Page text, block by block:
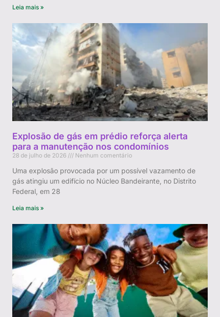
Leia mais »
Explosão de gás em prédio reforça alerta
para a manutenção nos condomínios
28 de julho de 2026 Nenhum comentário
Uma explosão provocada por um possível vazamento de
gás atingiu um edifício no Núcleo Bandeirante, no Distrito
Federal, em 28
Leia mais »